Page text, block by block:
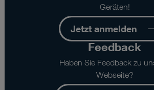
Geräten!
Jetzt anmelden
Feedback
Haben Sie Feedback zu
Webseite?